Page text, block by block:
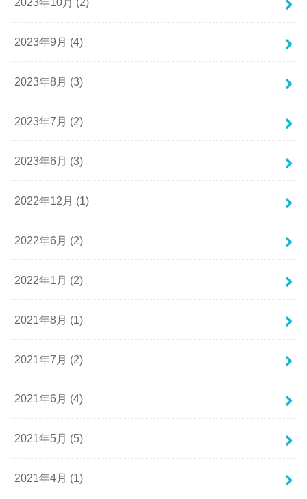
2023年9月 (4)
2023年8月 (3)
2023年7月 (2)
2023年6月 (3)
2022年12月 (1)
2022年6月 (2)
2022年1月 (2)
2021年8月 (1)
2021年7月 (2)
2021年6月 (4)
2021年5月 (5)
2021年4月 (1)